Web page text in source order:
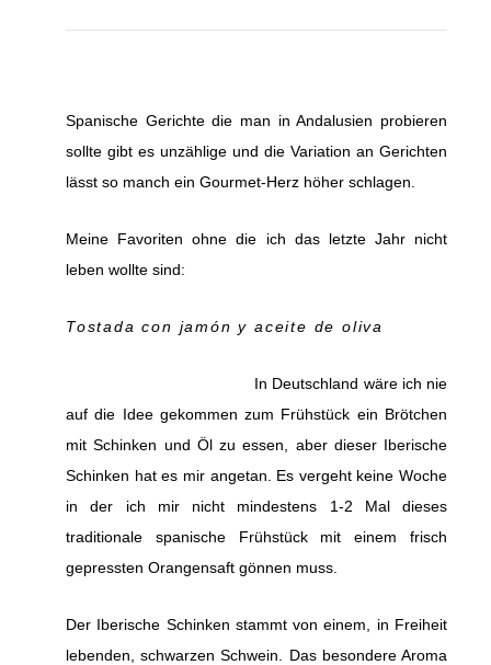
Spanische Gerichte die man in Andalusien probieren
sollte gibt es unzählige und die Variation an Gerichten
lässt so manch ein Gourmet-Herz höher schlagen.
Meine Favoriten ohne die ich das letzte Jahr nicht
leben wollte sind:
Tostada con jamón y aceite de oliva
In Deutschland wäre ich nie
auf die Idee gekommen zum Frühstück ein Brötchen
mit Schinken und Öl zu essen, aber dieser Iberische
Schinken hat es mir angetan. Es vergeht keine Woche
in der ich mir nicht mindestens 1-2 Mal dieses
traditionale spanische Frühstück mit einem frisch
gepressten Orangensaft gönnen muss.
Der Iberische Schinken stammt von einem, in Freiheit
lebenden, schwarzen Schwein. Das besondere Aroma